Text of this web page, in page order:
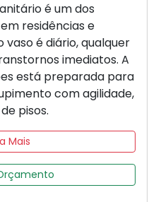
é um dos
residências e
vaso é diário, qualquer
imediatos. A
está preparada para
com agilidade,
pisos.
Mais